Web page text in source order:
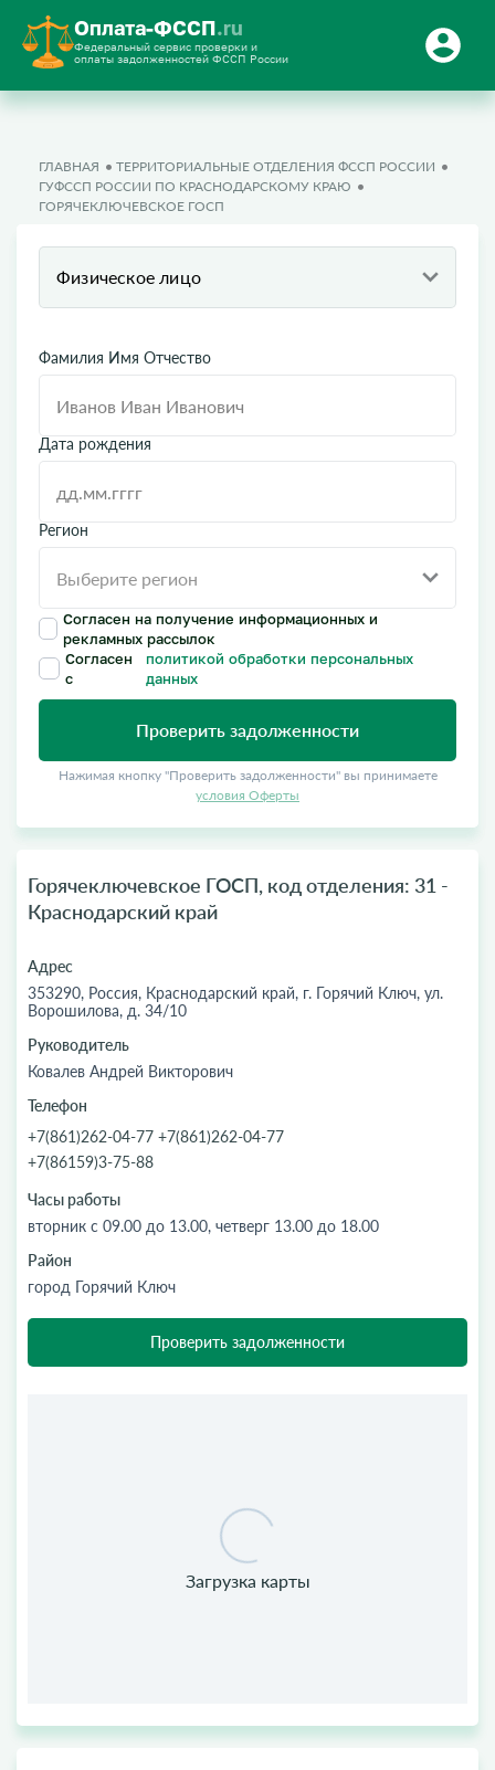
Оплата-ФССП.ru
Федеральный сервис проверки и
оплаты задолженностей ФССП России
ГЛАВНАЯ
ТЕРРИТОРИАЛЬНЫЕ ОТДЕЛЕНИЯ ФССП РОССИИ
ГУФССП РОССИИ ПО КРАСНОДАРСКОМУ КРАЮ
ГОРЯЧЕКЛЮЧЕВСКОЕ ГОСП
Физическое лицо
Фамилия Имя Отчество
Дата рождения
Регион
Согласен на получение информационных и
рекламных рассылок
Согласен
с
политикой обработки персональных
данных
Проверить задолженности
Нажимая кнопку "Проверить задолженности" вы принимаете
условия Оферты
Горячеключевское ГОСП, код отделения: 31 -
Краснодарский край
Адрес
353290, Россия, Краснодарский край, г. Горячий Ключ, ул.
Ворошилова, д. 34/10
Руководитель
Ковалев Андрей Викторович
Телефон
+7(861)262-04-77 +7(861)262-04-77
+7(86159)3-75-88
Часы работы
вторник с 09.00 до 13.00, четверг 13.00 до 18.00
Район
город Горячий Ключ
Проверить задолженности